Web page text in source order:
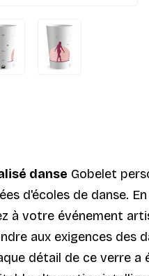
danse Gobelet
d'écoles de danse.
à votre événement
aux exigences des
détail de ce verre